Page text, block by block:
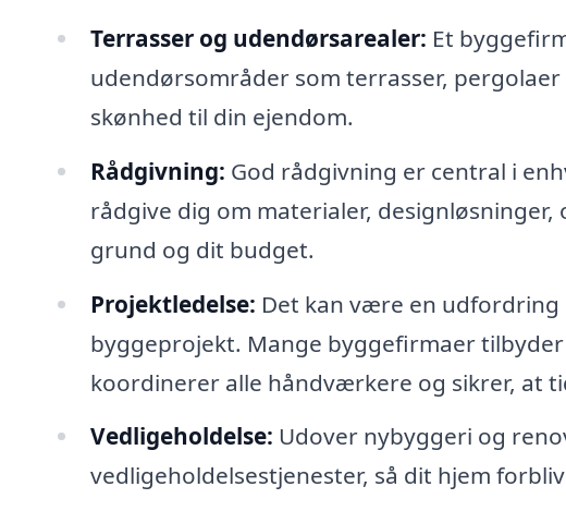
Terrasser og udendørsarealer: Et
udendørsområder som terrasser,
skønhed til din ejendom.
Rådgivning: God rådgivning er central i
rådgive dig om materialer,
grund og dit budget.
Projektledelse: Det kan være en udfordring
byggeprojekt. Mange byggefirmaer
koordinerer alle håndværkere og sikrer, at
Vedligeholdelse: Udover nybyggeri og
vedligeholdelsestjenester, så dit hjem